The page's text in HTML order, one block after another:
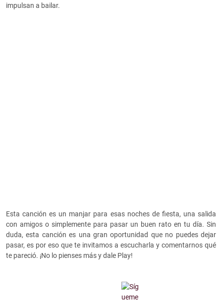
impulsan a bailar.
Esta canción es un manjar para esas noches de fiesta, una salida
con amigos o simplemente para pasar un buen rato en tu día. Sin
duda, esta canción es una gran oportunidad que no puedes dejar
pasar, es por eso que te invitamos a escucharla y comentarnos qué
te pareció. ¡No lo pienses más y dale Play!